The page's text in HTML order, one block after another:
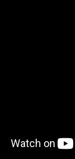
e sui
il proprio